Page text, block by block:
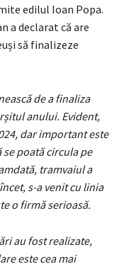
edilul Ioan Popa.
a declarat că are
să finalizeze
de a finaliza
anului. Evident,
dar important este
se poată circula pe
tramvaiul a
s-a venit cu linia
o firmă serioasă.
au fost realizate,
este cea mai